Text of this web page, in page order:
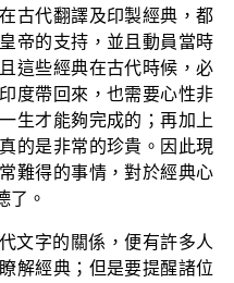
古代翻譯及印製經典，都
帝的支持，並且動員當時
這些經典在古代時候，必
度帶回來，也需要心性非
生才能夠完成的；再加上
的是非常的珍貴。因此現
難得的事情，對於經典心
了。
文字的關係，便有許多人
解經典；但是要提醒諸位